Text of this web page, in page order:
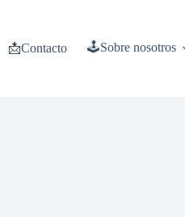
📩Contacto 🕹️Sobre nosotros